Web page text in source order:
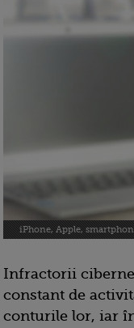
iPhone, Apple,
Infractorii
constant de
conturile lor, iar